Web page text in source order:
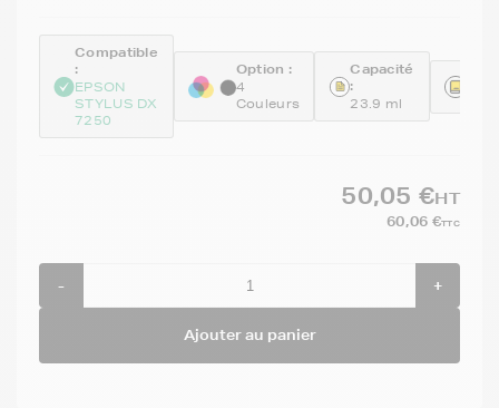
Compatible
:
EPSON
STYLUS DX
7250
Option :
4
Couleurs
Capacité
:
23.9 ml
50,05 €HT
60,06 €TTC
- +
Ajouter au panier